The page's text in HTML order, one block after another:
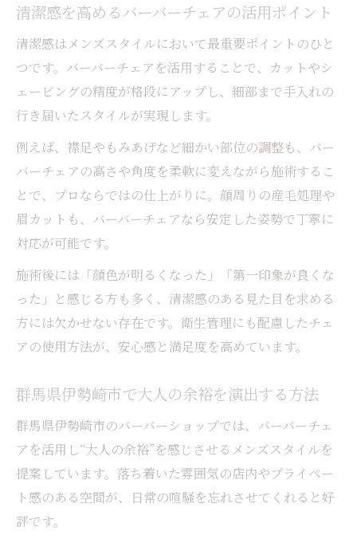
清潔感を高めるバーバーチェアの活用ポイント
清潔感はメンズスタイルにおいて最重要ポイントのひと
つです。バーバーチェアを活用することで、カットやシ
ェービングの精度が格段にアップし、細部まで手入れの
行き届いたスタイルが実現します。
例えば、襟足やもみあげなど細かい部位の調整も、バー
バーチェアの高さや角度を柔軟に変えながら施術するこ
とで、プロならではの仕上がりに。顔周りの産毛処理や
眉カットも、バーバーチェアなら安定した姿勢で丁寧に
対応が可能です。
施術後には「顔色が明るくなった」「第一印象が良くな
った」と感じる方も多く、清潔感のある見た目を求める
方には欠かせない存在です。衛生管理にも配慮したチェ
アの使用方法が、安心感と満足度を高めています。
群馬県伊勢崎市で大人の余裕を演出する方法
群馬県伊勢崎市のバーバーショップでは、バーバーチェ
アを活用し“大人の余裕”を感じさせるメンズスタイルを
提案しています。落ち着いた雰囲気の店内やプライベー
ト感のある空間が、日常の喧騒を忘れさせてくれると好
評です。